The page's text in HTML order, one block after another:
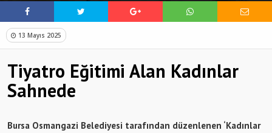
13 Mayıs 2025
Tiyatro Eğitimi Alan Kadınlar
Sahnede
Bursa Osmangazi Belediyesi tarafından düzenlenen ‘Kadınlar